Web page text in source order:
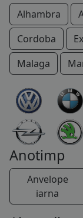
Alhambra
Cordoba
Malaga
Anotimp
Anvelope
iarna
145/80R13
155/80R13